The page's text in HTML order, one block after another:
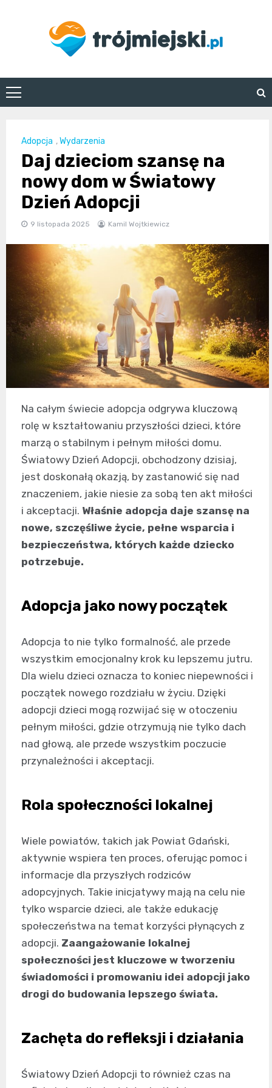
trojmiejski.pl
Adopcja ,Wydarzenia
Daj dzieciom szansę na
nowy dom w Światowy
Dzień Adopcji
9 listopada 2025 Kamil Wojtkiewicz
Na całym świecie adopcja odgrywa kluczową
rolę w kształtowaniu przyszłości dzieci, które
marzą o stabilnym i pełnym miłości domu.
Światowy Dzień Adopcji, obchodzony dzisiaj,
jest doskonałą okazją, by zastanowić się nad
znaczeniem, jakie niesie za sobą ten akt miłości
i akceptacji. Właśnie adopcja daje szansę na
nowe, szczęśliwe życie, pełne wsparcia i
bezpieczeństwa, których każde dziecko
potrzebuje.
Adopcja jako nowy początek
Adopcja to nie tylko formalność, ale przede
wszystkim emocjonalny krok ku lepszemu jutru.
Dla wielu dzieci oznacza to koniec niepewności i
początek nowego rozdziału w życiu. Dzięki
adopcji dzieci mogą rozwijać się w otoczeniu
pełnym miłości, gdzie otrzymują nie tylko dach
nad głową, ale przede wszystkim poczucie
przynależności i akceptacji.
Rola społeczności lokalnej
Wiele powiatów, takich jak Powiat Gdański,
aktywnie wspiera ten proces, oferując pomoc i
informacje dla przyszłych rodziców
adopcyjnych. Takie inicjatywy mają na celu nie
tylko wsparcie dzieci, ale także edukację
społeczeństwa na temat korzyści płynących z
adopcji. Zaangażowanie lokalnej
społeczności jest kluczowe w tworzeniu
świadomości i promowaniu idei adopcji jako
drogi do budowania lepszego świata.
Zachęta do refleksji i działania
Światowy Dzień Adopcji to również czas na